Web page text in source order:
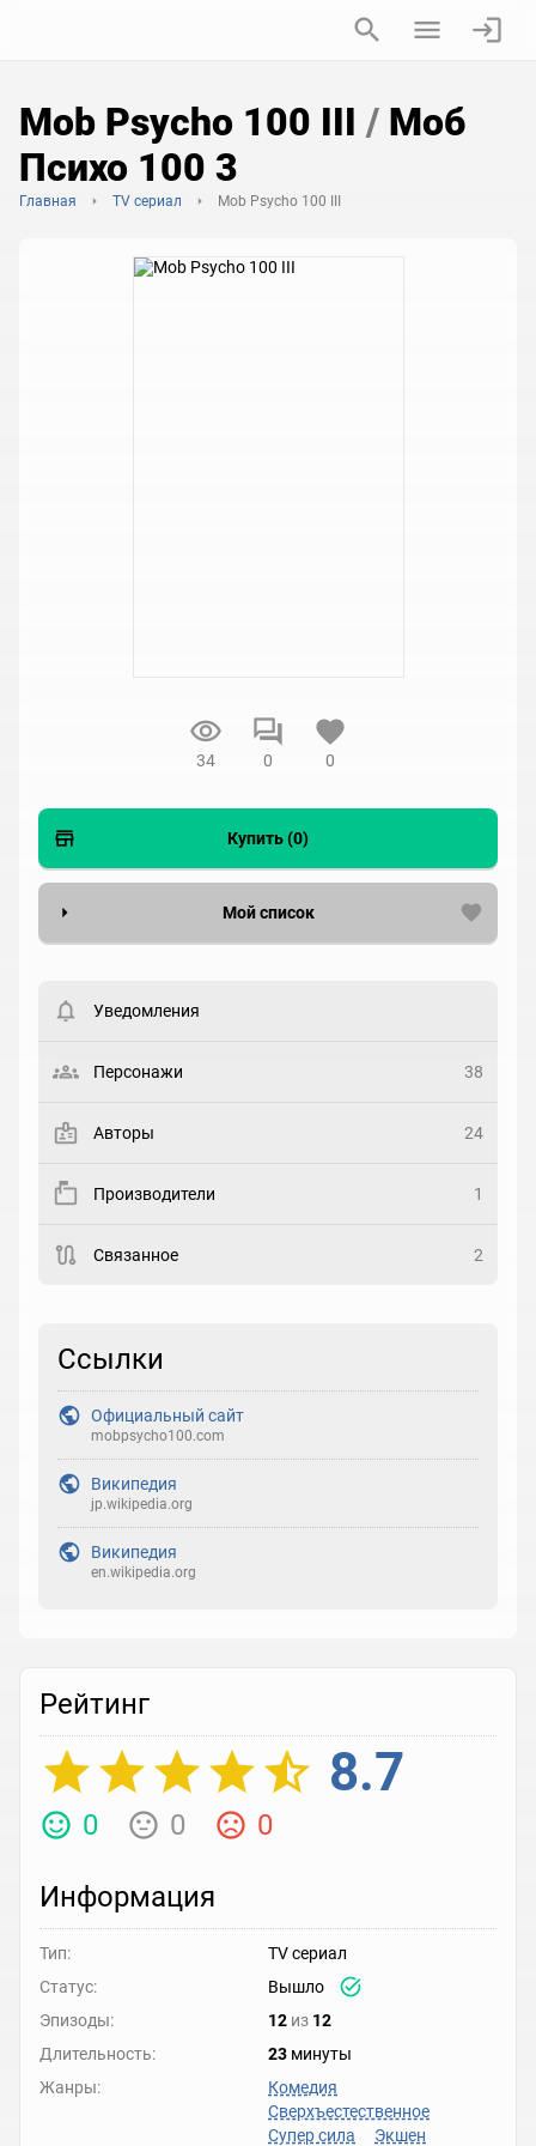
Mob Psycho 100 III / Моб
Психо 100 3
Главная TV сериал Mob Psycho 100 III
34 0 0
Купить (0)
Мой список
Статус
Рейтинг
Реакция
Уведомления
Персонажи 38
Авторы 24
Производители 1
Связанное 2
Ссылки
Официальный сайт
mobpsycho100.com
Википедия
jp.wikipedia.org
Википедия
en.wikipedia.org
Рейтинг
8.7
0 0 0
Информация
Тип:
TV сериал
Статус:
Вышло
Эпизоды:
12 из 12
Длительность:
23 минуты
Жанры:
Комедия
Сверхъестественное
Супер сила
Экшен